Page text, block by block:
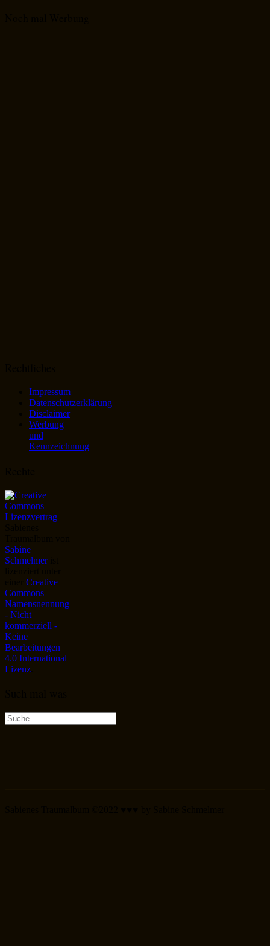
Impressum
Datenschutzerklärung
Disclaimer
Werbung
und
Kennzeichnung
Sabine
Schmelmerist
Creative
Commons
Namensnennung
- Nicht
kommerziell -
Keine
Bearbeitungen
4.0 International
Lizenz
Suche
nach: